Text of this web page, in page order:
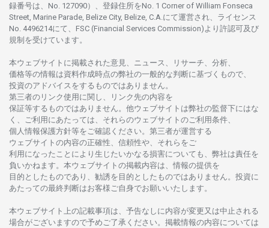
録番号は、No. 127090）、 登録住所をNo. 1 Corner of William Fonseca
Street, Marine Parade, Belize City, Belize, C.A.にて運営さ れ、 ライセンス
No. 4496214にて、FSC (Financial Services Commission)より 許認可及び
規制を受けています。
本ウェブサイトに掲載さ れた意見、ニュース、リサーチ、分析、
価格等の情報は資料作成時点の弊社の一般的な判断に基づくもので、
投資のアドバイスをするものではありません。
第三者の リンク使用に関し、 リンク先の内容を
保証等するものではありません。 他ウェブサイトは弊社の監督下にはな
く、
ご利用に あたっては、 それらのウェブサイトの ご利用条件、
個人情報保護方針等を ご確認ください。 第三者が運営する
ウェブサイトの内容の正確性、信頼性や、それらをご
利用になったことにより 生じたいかなる損害についても、 弊社は責任を
負いかね ます。 本ウェブサイトの掲載内容は、 情報の提供を
目的としたものであり、 勧誘を 目的としたものではありません。 投資に
あたっての最終判断はお客様ご自身でお願いいたします。
本ウェブサイト 上の記載事項は、 予告なしに 内容が変更又は中止さ れる
場合がございますので予めご了承ください。 掲載情報の内容については